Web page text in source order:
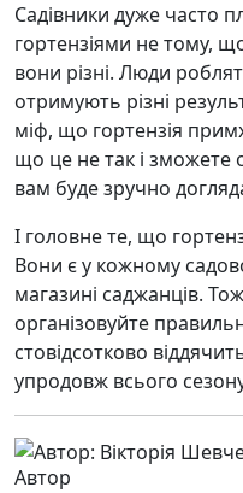
Садівники дуже часто
гортензіями не тому,
вони різні. Люди
отримують різні
міф, що гортензія
що це не так і зможете
вам буде зручно
І головне те, що
Вони є у кожному
магазині саджанців.
організовуйте
стовідсотково
упродовж всього
Автор